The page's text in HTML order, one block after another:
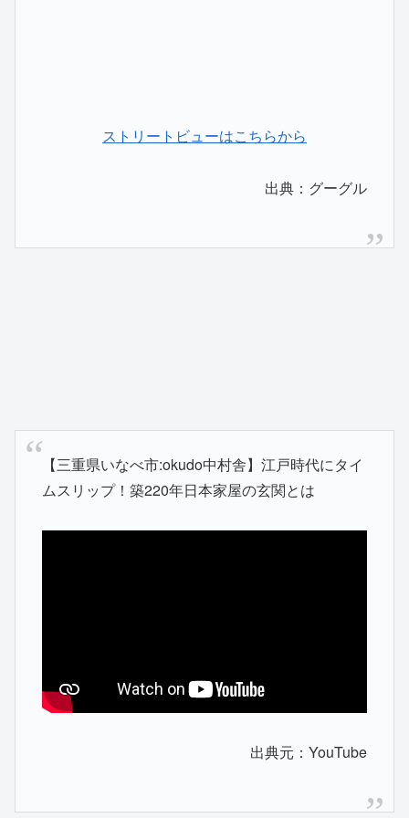
ストリートビューはこちらから
出典：グーグル
【三重県いなべ市:okudo中村舎】江戸時代にタイ
ムスリップ！築220年日本家屋の玄関とは
出典元：YouTube